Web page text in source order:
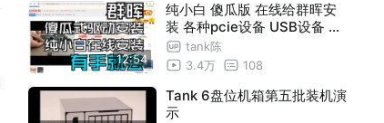
12:54
纯小白 傻瓜版 在线给群晖安
装 各种pcie设备 USB设备 网
卡驱动 sas硬盘卡驱动 兼容黑
白群晖 TANK电玩教程 独家原
tank陈
3.4万
108
Tank 6盘位机箱第五批装机演
示